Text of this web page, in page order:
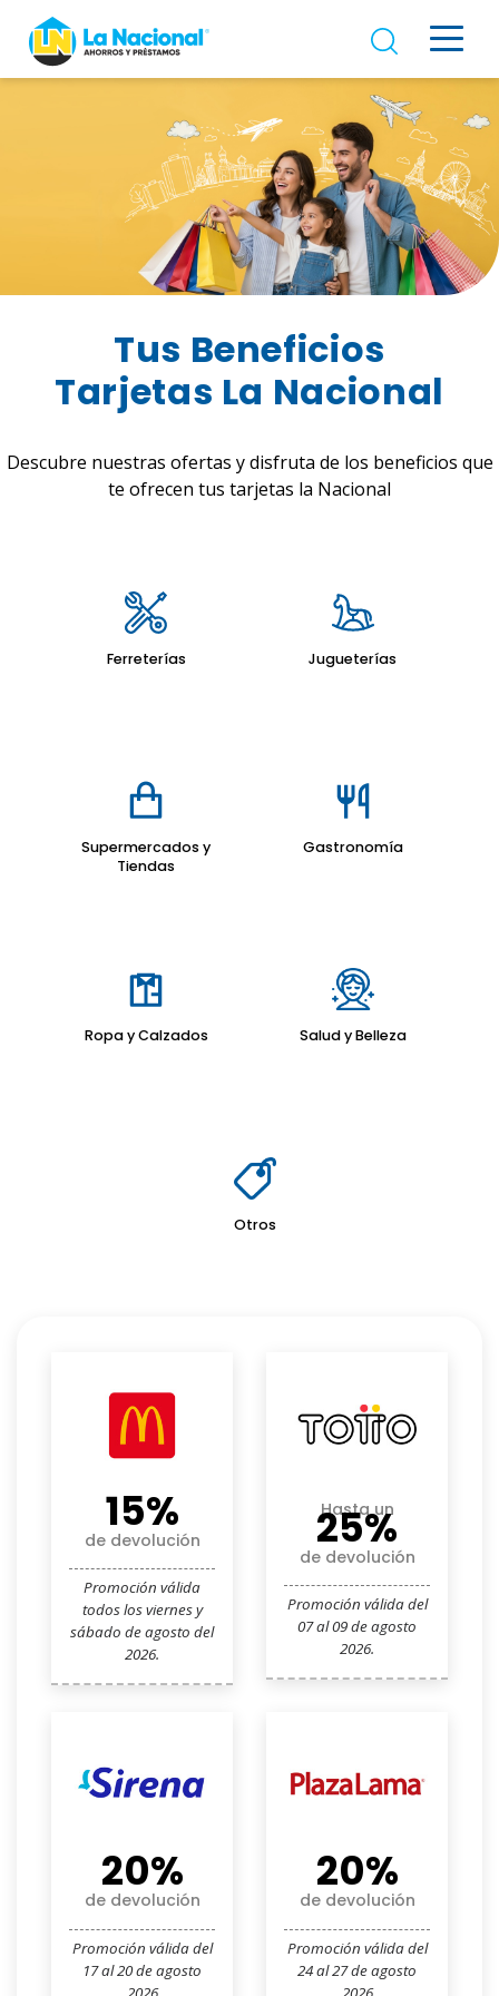
Tus Beneficios
Tarjetas La Nacional
Descubre nuestras ofertas y disfruta de los beneficios que
te ofrecen tus tarjetas la Nacional
Ferreterías Jugueterías
Supermercados y
Tiendas
Gastronomía
Ropa y Calzados Salud y Belleza
Otros
15%
de devolución
Promoción válida
todos los viernes y
sábado de agosto del
2026.
Hasta un
25%
de devolución
Promoción válida del
07 al 09 de agosto
2026.
20%
de devolución
Promoción válida del
17 al 20 de agosto
20%
de devolución
Promoción válida del
24 al 27 de agosto